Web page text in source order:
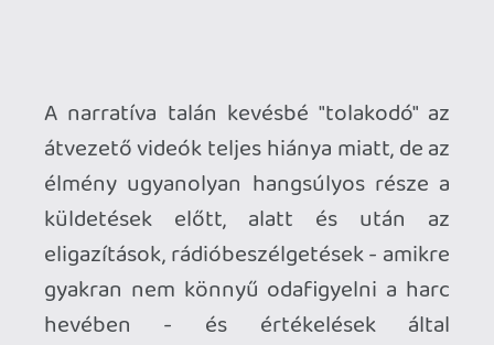
Ennek ellenére - vagy tán épp emiatt -
nem féltek megbolygatni bevált és
bizonyított játékelemeket, persze nem
drasztikus mértékben. Inkább apró, de jól
átgondolt továbbfejlesztésekről van szó.
Mint a szabadon kombinálható